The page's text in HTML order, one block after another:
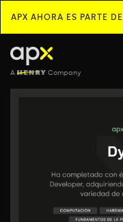
APX AHORA ES PARTE DE
A Company